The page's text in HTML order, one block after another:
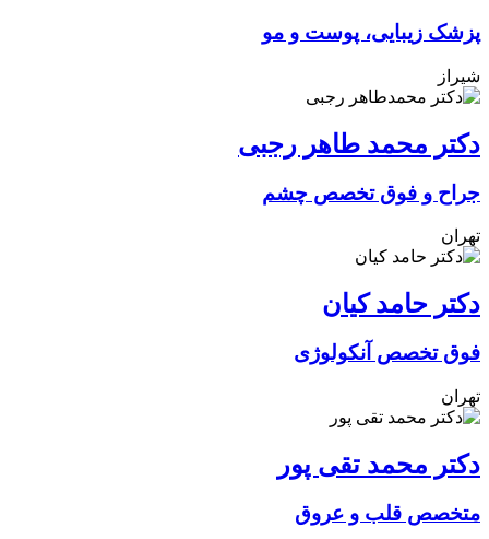
پزشک زیبایی، پوست و مو
شیراز
دکتر محمد طاهر رجبی
جراح و فوق تخصص چشم
تهران
دکتر حامد کیان
فوق تخصص آنکولوژی
تهران
دکتر محمد تقی پور
متخصص قلب و عروق